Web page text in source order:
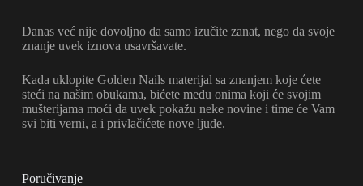
Danas već nije dovoljno da samo izučite zanat, nego da svoje
znanje uvek iznova usavršavate.
Kada uklopite Golden Nails materijal sa znanjem koje ćete
steći na našim obukama, bićete među onima koji će svojim
mušterijama moći da uvek pokažu neke novine i time će Vam
svi biti verni, a i privlačićete nove ljude.
Poručivanje